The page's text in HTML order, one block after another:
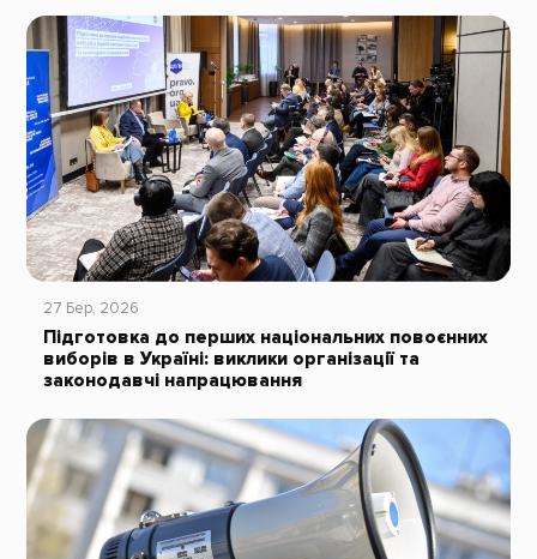
27 Бер, 2026
Підготовка до перших національних повоєнних
виборів в Україні: виклики організації та
законодавчі напрацювання